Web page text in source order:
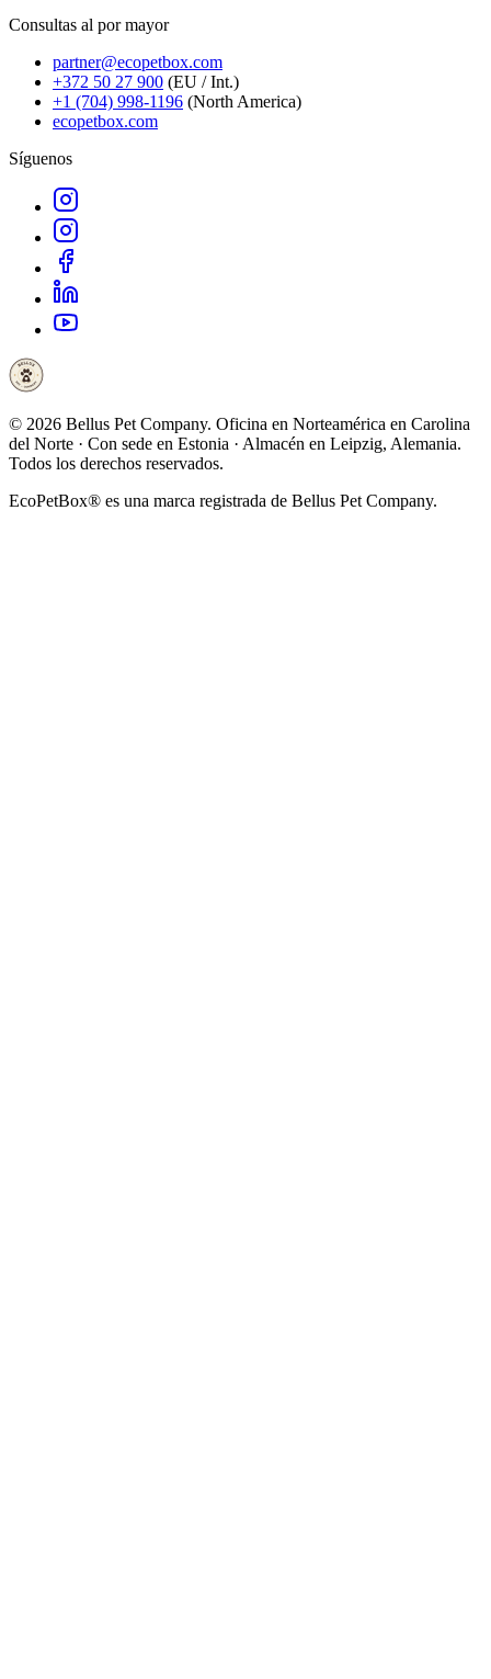
Consultas al por mayor
partner@ecopetbox.com
+372 50 27 900 (EU / Int.)
+1 (704) 998-1196 (North America)
ecopetbox.com
Síguenos
© 2026 Bellus Pet Company. Oficina en Norteamérica en Carolina
del Norte · Con sede en Estonia · Almacén en Leipzig, Alemania.
Todos los derechos reservados.
EcoPetBox® es una marca registrada de Bellus Pet Company.